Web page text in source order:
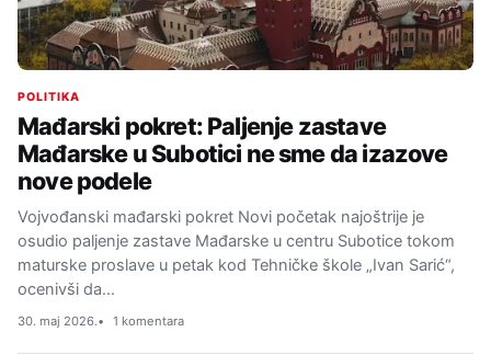
POLITIKA
Mađarski pokret: Paljenje zastave
Mađarske u Subotici ne sme da izazove
nove podele
Vojvođanski mađarski pokret Novi početak najoštrije je
osudio paljenje zastave Mađarske u centru Subotice tokom
maturske proslave u petak kod Tehničke škole „Ivan Sarić“,
ocenivši da…
30. maj 2026. 1 komentara